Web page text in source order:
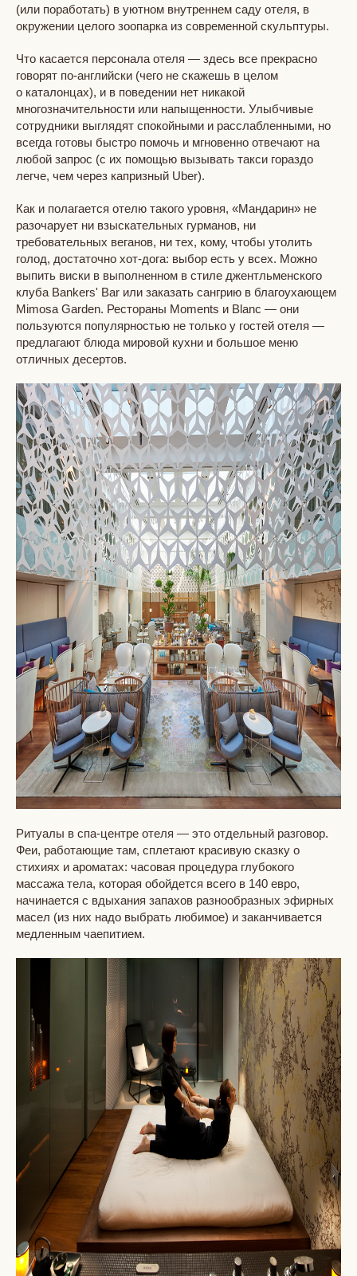
(или поработать) в уютном внутреннем саду отеля, в
окружении целого зоопарка из современной скульптуры.
Что касается персонала отеля — здесь все прекрасно
говорят по-английски (чего не скажешь в целом
о каталонцах), и в поведении нет никакой
многозначительности или напыщенности. Улыбчивые
сотрудники выглядят спокойными и расслабленными, но
всегда готовы быстро помочь и мгновенно отвечают на
любой запрос (с их помощью вызывать такси гораздо
легче, чем через капризный Uber).
Как и полагается отелю такого уровня, «Мандарин» не
разочарует ни взыскательных гурманов, ни
требовательных веганов, ни тех, кому, чтобы утолить
голод, достаточно хот-дога: выбор есть у всех. Можно
выпить виски в выполненном в стиле джентльменского
клуба Bankers' Bar или заказать сангрию в благоухающем
Mimosa Garden. Рестораны Moments и Blanc — они
пользуются популярностью не только у гостей отеля —
предлагают блюда мировой кухни и большое меню
отличных десертов.
Ритуалы в спа-центре отеля — это отдельный разговор.
Феи, работающие там, сплетают красивую сказку о
стихиях и ароматах: часовая процедура глубокого
массажа тела, которая обойдется всего в 140 евро,
начинается с вдыхания запахов разнообразных эфирных
масел (из них надо выбрать любимое) и заканчивается
медленным чаепитием.